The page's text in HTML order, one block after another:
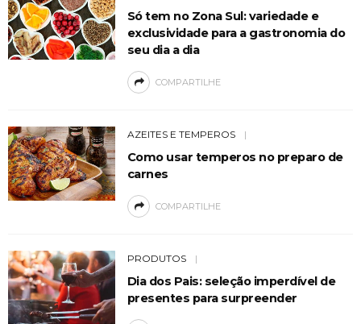
Só tem no Zona Sul: variedade e
exclusividade para a gastronomia do
seu dia a dia
COMPARTILHE
AZEITES E TEMPEROS
Como usar temperos no preparo de
carnes
COMPARTILHE
PRODUTOS
Dia dos Pais: seleção imperdível de
presentes para surpreender